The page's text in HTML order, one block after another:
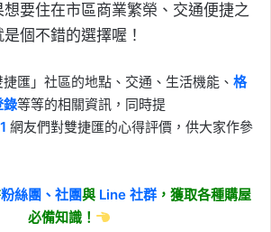
想要住在市區商業繁榮、交通便捷之
個不錯的選擇喔！
匯」社區的地點、交通、生活機能、 格
錄等等的相關資訊，同時提
網友們對雙捷匯的心得評價，供大家作參
粉絲團、社團與 Line社群 ，獲取各種購屋
必備知識！